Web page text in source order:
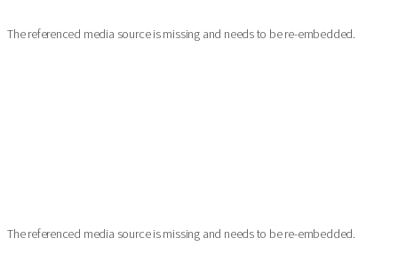
The referenced media source is missing and needs to be re-embedded.
The referenced media source is missing and needs to be re-embedded.